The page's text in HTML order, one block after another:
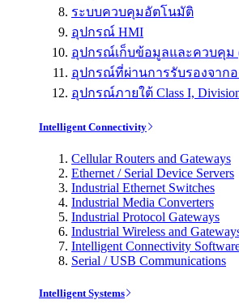
ระบบควบคุมอัตโนมัติ
อุปกรณ์ HMI
อุปกรณ์เก็บข้อมูลและควบคุม
อุปกรณ์ที่ผ่านการรับรองจาก
อุปกรณ์ภายใต้ Class I,
Intelligent Connectivity
Cellular Routers and Gateways
Ethernet / Serial Device Servers
Industrial Ethernet Switches
Industrial Media Converters
Industrial Protocol Gateways
Industrial Wireless and
Intelligent Connectivity
Serial / USB Communications
Intelligent Systems